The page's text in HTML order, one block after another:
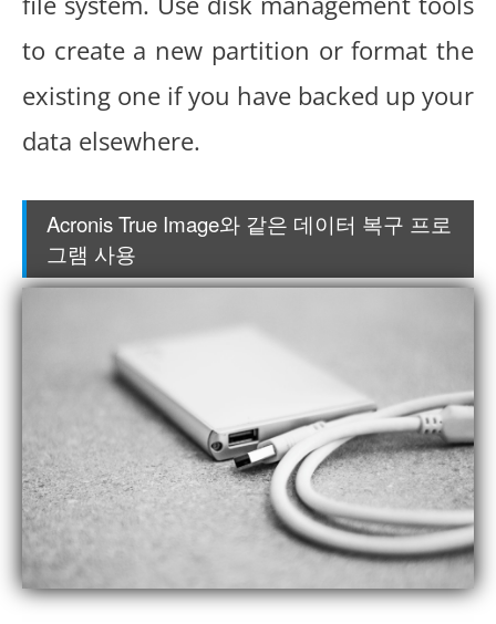
to create a new partition or format the
existing one if you have backed up your
data elsewhere.
Acronis True Image와 같은 데이터 복구 프로
그램 사용